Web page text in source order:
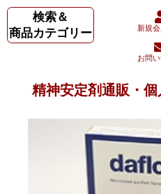
検索＆
商品カテゴリー
新規
お問
精神安定剤通販・